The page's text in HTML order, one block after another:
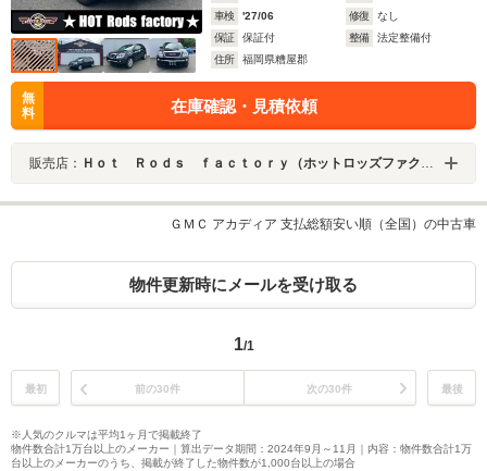
車検
'27/06 修復
なし
保証
保証付 整備
法定整備付
住所
福岡県糟屋郡
無
料
在庫確認・見積依頼
販売店： Ｈｏｔ Ｒｏｄｓ ｆａｃｔｏｒｙ（ホットロッズファクトリー）
ＧＭＣ アカディア 支払総額安い順（全国）の中古車
物件更新時にメールを受け取る
1/1
最初 前の30件 次の30件 最後
※人気のクルマは平均1ヶ月で掲載終了
物件数合計1万台以上のメーカー｜算出データ期間：2024年9月～11月｜内容：物件数合計1万
台以上のメーカーのうち、掲載が終了した物件数が1,000台以上の場合